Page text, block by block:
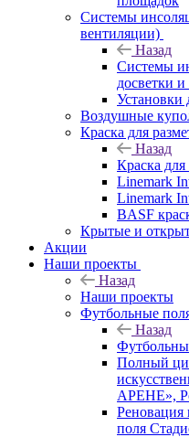
Системы
вентиляции)
Назад
Системы
досветки
Установки
Воздушные
Краска для
Назад
Краска
Linemark
Linemark
BASF
Крытые и
Акции
Наши проекты
Назад
Наши проекты
Футбольные
Назад
Полный
АРЕНЕ»,
Реновация
поля